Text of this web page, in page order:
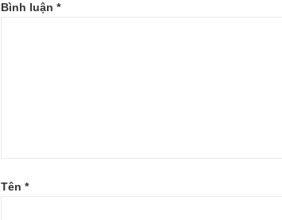
Bình luận *
Tên *